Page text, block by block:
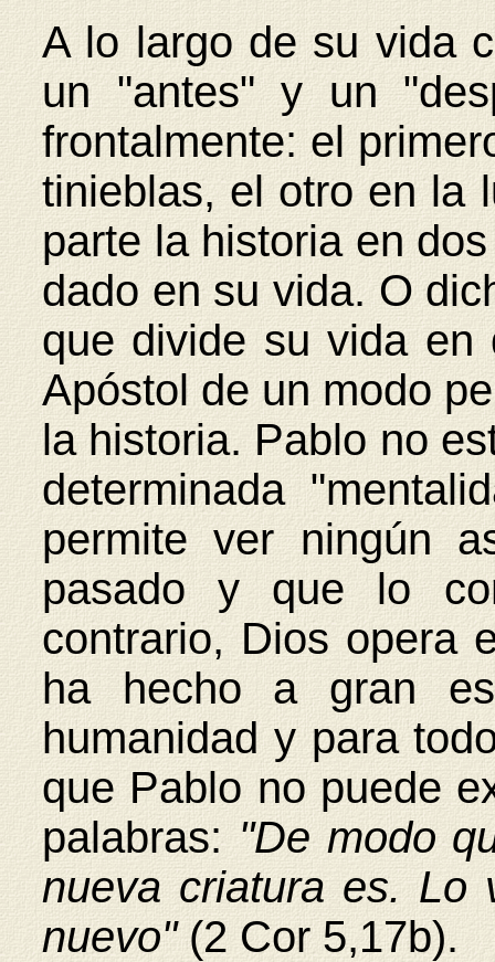
A lo largo de su vida
un "antes" y un
frontalmente: el
tinieblas, el otro en la
parte la historia en
dado en su vida. O
que divide su vida en
Apóstol de un modo
la historia. Pablo no
determinada
permite ver ningún
pasado y que lo
contrario, Dios opera
ha hecho a gran
humanidad y para
que Pablo no puede
palabras: "De modo
nueva criatura es. Lo
nuevo"(2 Cor 5,17b).